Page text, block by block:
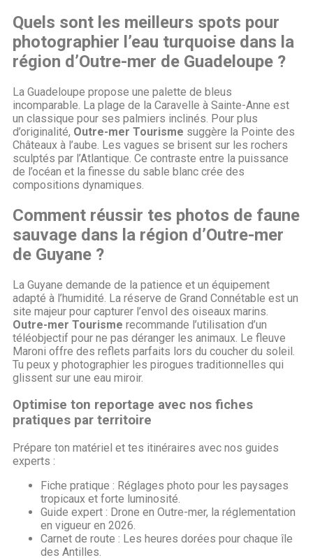
Quels sont les meilleurs spots pour
photographier l’eau turquoise dans la
région d’Outre-mer de Guadeloupe ?
La Guadeloupe propose une palette de bleus
incomparable. La plage de la Caravelle à Sainte-Anne est
un classique pour ses palmiers inclinés. Pour plus
d’originalité, Outre-mer Tourisme suggère la Pointe des
Châteaux à l’aube. Les vagues se brisent sur les rochers
sculptés par l’Atlantique. Ce contraste entre la puissance
de l’océan et la finesse du sable blanc crée des
compositions dynamiques.
Comment réussir tes photos de faune
sauvage dans la région d’Outre-mer
de Guyane ?
La Guyane demande de la patience et un équipement
adapté à l’humidité. La réserve de Grand Connétable est un
site majeur pour capturer l’envol des oiseaux marins.
Outre-mer Tourisme recommande l’utilisation d’un
téléobjectif pour ne pas déranger les animaux. Le fleuve
Maroni offre des reflets parfaits lors du coucher du soleil.
Tu peux y photographier les pirogues traditionnelles qui
glissent sur une eau miroir.
Optimise ton reportage avec nos fiches
pratiques par territoire
Prépare ton matériel et tes itinéraires avec nos guides
experts :
Fiche pratique : Réglages photo pour les paysages
tropicaux et forte luminosité.
Guide expert : Drone en Outre-mer, la réglementation
en vigueur en 2026.
Carnet de route : Les heures dorées pour chaque île
des Antilles.